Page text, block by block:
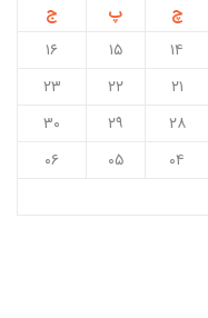
چ پ
ج
۱۴ ۱۵
۱۶
۲۱ ۲۲
۲۳
۲۸ ۲۹
۳۰
۰۴ ۰۵
۰۶